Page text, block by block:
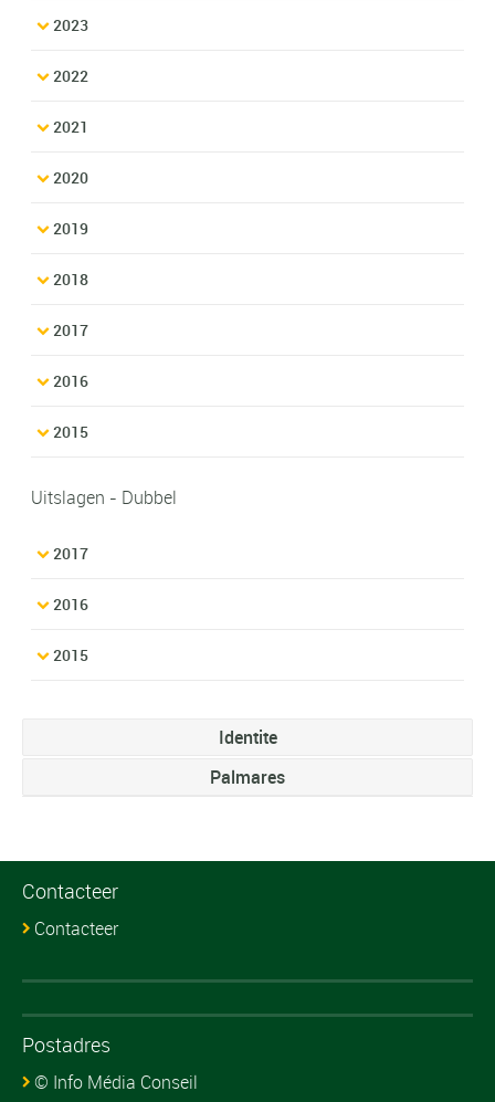
2023
2022
2021
2020
2019
2018
2017
2016
2015
Uitslagen - Dubbel
2017
2016
2015
Identite
Palmares
Contacteer
Contacteer
Postadres
© Info Média Conseil